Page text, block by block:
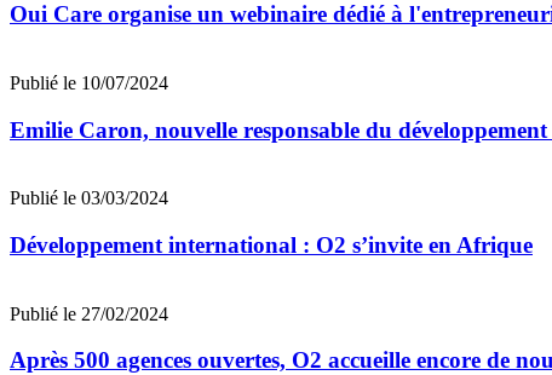
Oui Care organise un webinaire dédié à
Publié le 10/07/2024
Emilie Caron, nouvelle responsable du
Publié le 03/03/2024
Développement international : O2 s’invite en Afrique
Publié le 27/02/2024
Après 500 agences ouvertes, O2 accueille encore de